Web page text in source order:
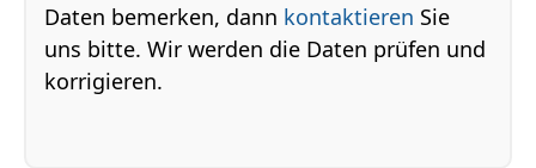
Daten bemerken, dann kontaktieren Sie
uns bitte. Wir werden die Daten prüfen und
korrigieren.